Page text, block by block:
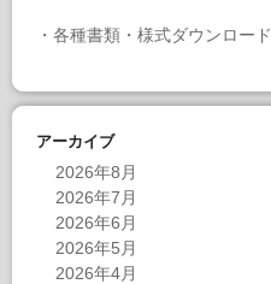
・ 各種書類・様式ダウンロード
アーカイブ
2026年8月
2026年7月
2026年6月
2026年5月
2026年4月